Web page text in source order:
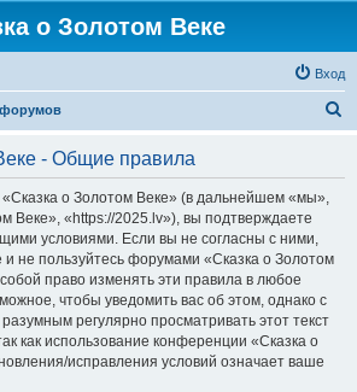
о Золотом Веке
Вход
- Общие правила
о Золотом Веке» (в дальнейшем «мы»,
Веке», «https://2025.lv»), вы подтверждаете
условиями. Если вы не согласны с ними,
и не пользуйтесь форумами «Сказка о Золотом
право изменять эти правила в любое
чтобы уведомить вас об этом, однако с
регулярно просматривать этот текст
как использование конференции «Сказка о
исправления условий означает ваше